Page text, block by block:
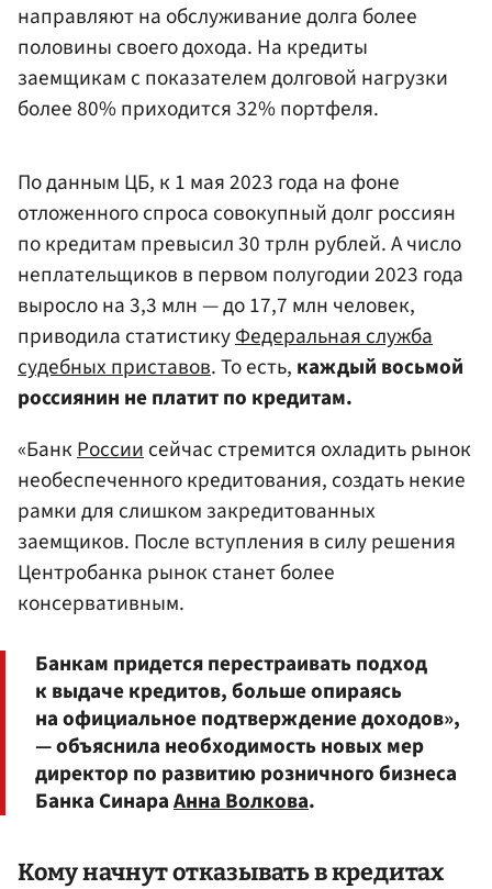
направляют на обслуживание долга более
половины своего дохода. На кредиты
заемщикам с показателем долговой нагрузки
более 80% приходится 32% портфеля.
По данным ЦБ, к 1 мая 2023 года на фоне
отложенного спроса совокупный долг россиян
по кредитам превысил 30 трлн рублей. А число
неплательщиков в первом полугодии 2023 года
выросло на 3,3 млн — до 17,7 млн человек,
приводила статистикуФедеральная служба
судебных приставов. То есть, каждый восьмой
россиянин не платит по кредитам.
«БанкРоссиисейчас стремится охладить рынок
необеспеченного кредитования, создать некие
рамки для слишком закредитованных
заемщиков. После вступления в силу решения
Центробанка рынок станет более
консервативным.
Банкам придется перестраивать подход
к выдаче кредитов, больше опираясь
на официальное подтверждение доходов»,
— объяснила необходимость новых мер
директор по развитию розничного бизнеса
Банка СинараАнна Волкова.
Кому начнут отказывать в кредитах